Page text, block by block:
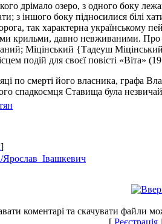
дрімало озеро, з одного боку
з іншого боку підносилися білі
так характерна українському
крильми, давно невживаними. Про
Міцінський {Тадеуш
подій для своєї повісті «Віта»
по смерті його власника, графа
спадкоємця Ставища була
]
коментарі та скачувати файли
[ Реєстрація |